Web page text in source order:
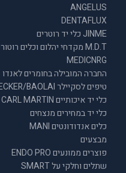
ANGELUS
DENTAFLUX
JINME כלי יד רוטרים
M.D.T מקדחי יהלום וכלים רוטורים
MEDICNRG
החברה המובילה בחומרים לאנדו META BIOMED
טיפים לסקיילר WOODPECKER/BAOLAI
כלי יד איכותיים CARL MARTIN
כלי יד במחירים מנצחים
כלים אנדודונטים MANI
מבצעים
פוצרים ממונעים ENDO PRO
שתלים וחלקי על SMART